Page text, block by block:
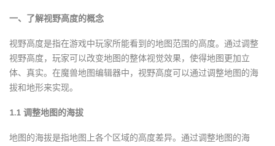
一、了解视野高度的概念
视野高度是指在游戏中玩家所能看到的地图范围的高度。通过调整
视野高度，玩家可以改变地图的整体视觉效果，使得地图更加立
体、真实。在魔兽地图编辑器中，视野高度可以通过调整地图的海
拔和地形来实现。
1.1 调整地图的海拔
地图的海拔是指地图上各个区域的高度差异。通过调整地图的海